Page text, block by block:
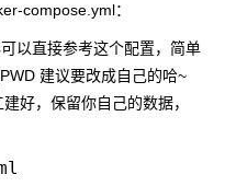
compose.yml：
以直接参考这个配置，简单
建议要改成自己的哈~
好，保留你自己的数据，